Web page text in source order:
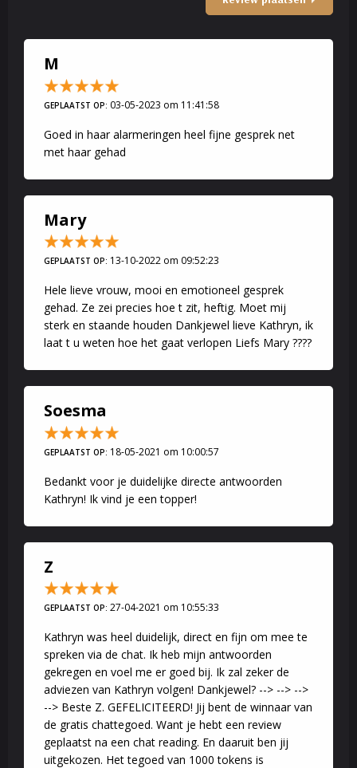
KathrynM
GEPLAATST OP: 03-05-2023 om 11:41:58
Goed in haar alarmeringen heel fijne gesprek net
met haar gehad
Mary
GEPLAATST OP: 13-10-2022 om 09:52:23
Hele lieve vrouw, mooi en emotioneel gesprek
gehad. Ze zei precies hoe t zit, heftig. Moet mij
sterk en staande houden Dankjewel lieve Kathryn, ik
laat t u weten hoe het gaat verlopen Liefs Mary ????
Soesma
GEPLAATST OP: 18-05-2021 om 10:00:57
Bedankt voor je duidelijke directe antwoorden
Kathryn! Ik vind je een topper!
Z
GEPLAATST OP: 27-04-2021 om 10:55:33
Kathryn was heel duidelijk, direct en fijn om mee te
spreken via de chat. Ik heb mijn antwoorden
gekregen en voel me er goed bij. Ik zal zeker de
adviezen van Kathryn volgen! Dankjewel? --> --> -->
--> Beste Z. GEFELICITEERD! Jij bent de winnaar van
de gratis chattegoed. Want je hebt een review
geplaatst na een chat reading. En daaruit ben jij
uitgekozen. Het tegoed van 1000 tokens is